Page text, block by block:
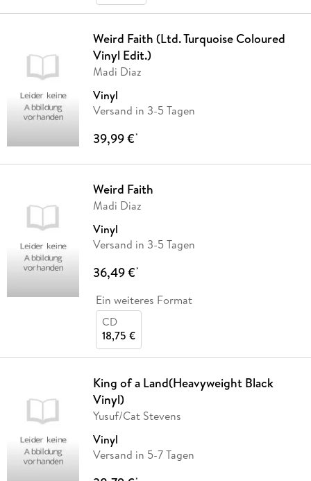
Weird Faith (Ltd. Turquoise Coloured
Vinyl Edit.)
Madi Diaz
Vinyl
Versand in 3-5 Tagen
39,99 €*
Weird Faith
Madi Diaz
Vinyl
Versand in 3-5 Tagen
36,49 €*
Ein weiteres Format
CD
18,75 €
King of a Land(Heavyweight Black
Vinyl)
Yusuf/Cat Stevens
Vinyl
Versand in 5-7 Tagen